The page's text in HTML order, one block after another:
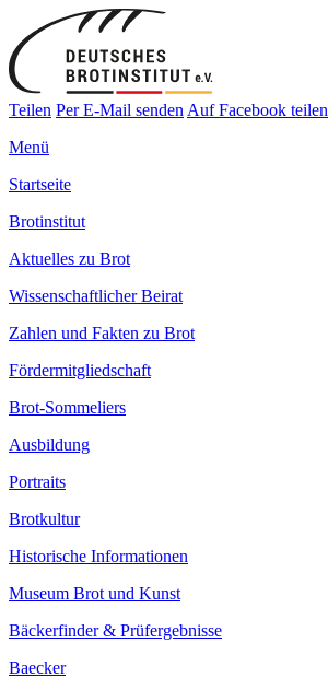
Teilen Per E-Mail senden Auf Facebook teilen
Menü
Startseite
Brotinstitut
Aktuelles zu Brot
Wissenschaftlicher Beirat
Zahlen und Fakten zu Brot
Fördermitgliedschaft
Brot-Sommeliers
Ausbildung
Portraits
Brotkultur
Historische Informationen
Museum Brot und Kunst
Bäckerfinder & Prüfergebnisse
Baecker